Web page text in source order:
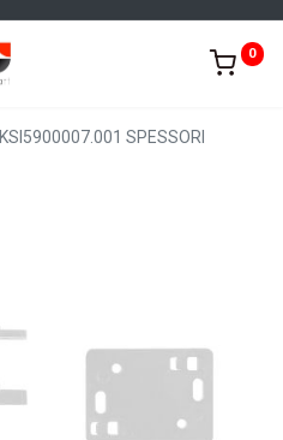
0
KSI5900007.001 SPESSORI